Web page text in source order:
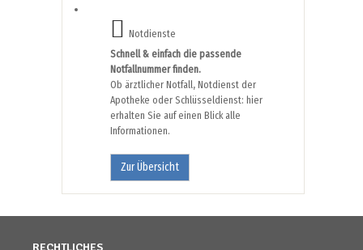
Notdienste
Schnell & einfach die passende
Notfallnummer finden.
Ob ärztlicher Notfall, Notdienst der
Apotheke oder Schlüsseldienst: hier
erhalten Sie auf einen Blick alle
Informationen.
Zur Übersicht
RECHTLICHES